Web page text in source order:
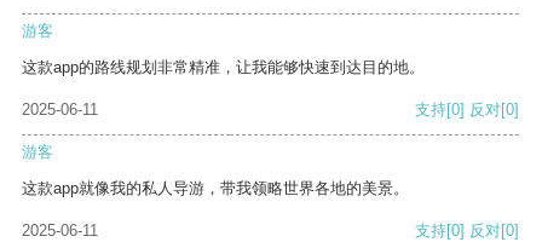
游客
这款app的路线规划非常精准，让我能够快速到达目的地。
2025-06-11 支持[0] 反对[0]
游客
这款app就像我的私人导游，带我领略世界各地的美景。
2025-06-11 支持[0] 反对[0]